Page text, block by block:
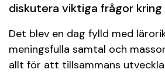
diskutera viktiga frågor kring
Det blev en dag fylld med
meningsfulla samtal och
allt för att tillsammans